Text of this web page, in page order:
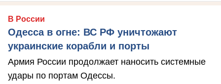
В России
Одесса в огне: ВС РФ уничтожают
украинские корабли и порты
Армия России продолжает наносить системные
удары по портам Одессы.